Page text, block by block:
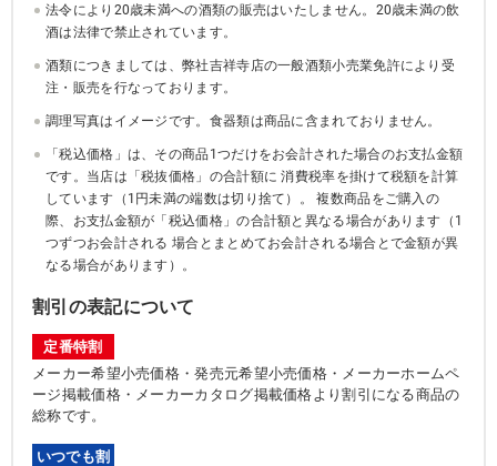
法令により20歳未満への酒類の販売はいたしません。20歳未満の飲
酒は法律で禁止されています。
酒類につきましては、弊社吉祥寺店の一般酒類小売業免許により受
注・販売を行なっております。
調理写真はイメージです。食器類は商品に含まれておりません。
「税込価格」は、その商品1つだけをお会計された場合のお支払金額
です。当店は「税抜価格」の合計額に 消費税率を掛けて税額を計算
しています（1円未満の端数は切り捨て）。 複数商品をご購入の
際、お支払金額が「税込価格」の合計額と異なる場合があります（1
つずつお会計される 場合とまとめてお会計される場合とで金額が異
なる場合があります）。
割引の表記について
定番特割
メーカー希望小売価格・発売元希望小売価格・メーカーホームペ
ージ掲載価格・メーカーカタログ掲載価格より割引になる商品の
総称です。
いつでも割